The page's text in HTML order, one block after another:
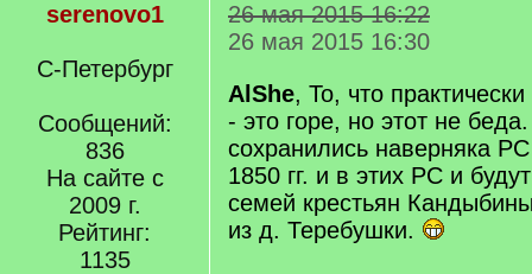
serenovo1
С-Петербург
Сообщений:
836
На сайте с
2009 г.
Рейтинг:
1135
26 мая 2015 16:22
26 мая 2015 16:30
AlShe, То, что
- это горе, но этот не
сохранились наверняка
1850 гг. и в этих РС и
семей крестьян
из д. Теребушки.